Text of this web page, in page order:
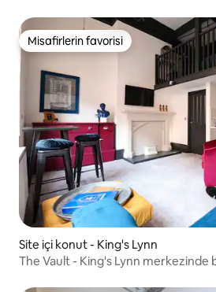
Misafirlerin favorisi
Misafirlerin favorisi
Site içi konut - King's Lynn
The Vault - King's Lynn merkezinde